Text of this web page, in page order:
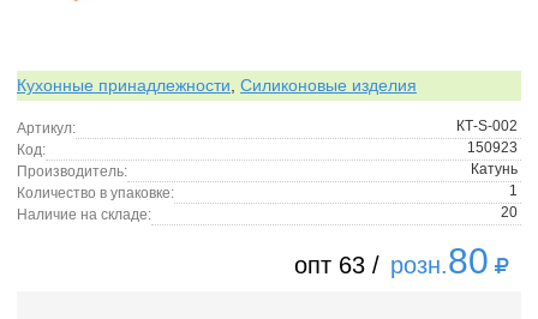
Кухонные принадлежности Силиконовые изделия
Артикул:
КТ-S-002
Код:
150923
Производитель:
Катунь
Количество в упаковке:
1
Наличие на складе:
20
опт 63 / розн.80